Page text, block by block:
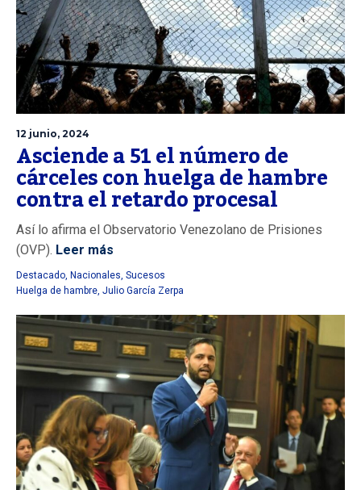
12 junio, 2024
Asciende a 51 el número de
cárceles con huelga de hambre
contra el retardo procesal
Así lo afirma el Observatorio Venezolano de Prisiones
(OVP). Leer más
Destacado, Nacionales, Sucesos
Huelga de hambre, Julio García Zerpa